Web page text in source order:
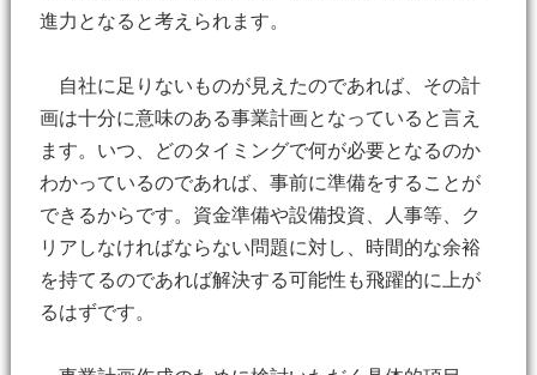
進力となると考えられます。
自社に足りないものが見えたのであれば、その計
画は十分に意味のある事業計画となっていると言え
ます。いつ、どのタイミングで何が必要となるのか
わかっているのであれば、事前に準備をすることが
できるからです。資金準備や設備投資、人事等、ク
リアしなければならない問題に対し、時間的な余裕
を持てるのであれば解決する可能性も飛躍的に上が
るはずです。